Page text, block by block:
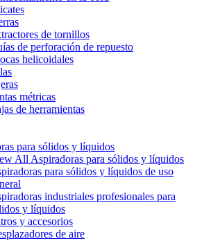
de tornillos
de perforación de repuesto
helicoidales
métricas
de herramientas
para sólidos y líquidos
All Aspiradoras para sólidos y líquidos
para sólidos y líquidos de uso
industriales profesionales para
y líquidos
y accesorios
de aire